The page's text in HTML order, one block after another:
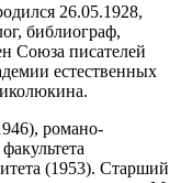
26.05.1928,
библиограф,
Союза писателей
естественных
романо-
(1953). Старший